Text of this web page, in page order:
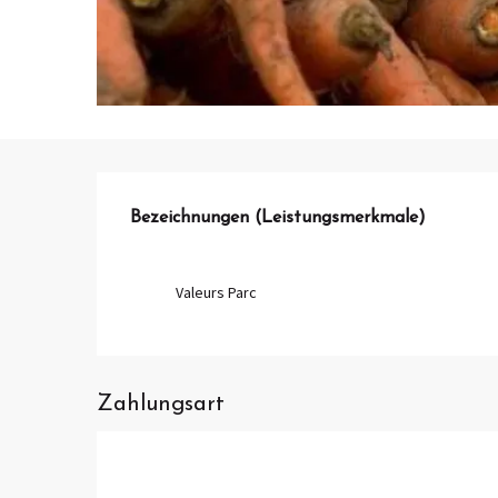
Bezeichnungen (Leistungsmerkmale)
Bezeichnungen (Leistungsmerkmale)
Valeurs Parc
Zahlungsart